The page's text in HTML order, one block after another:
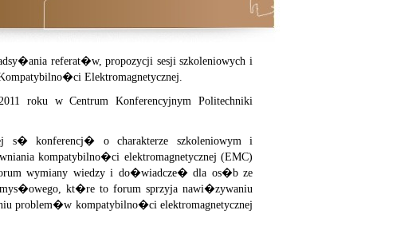
referat�w, propozycji sesji szkoleniowych i
Elektromagnetycznej.
roku w Centrum Konferencyjnym Politechniki
s� konferencj� o charakterze szkoleniowym i
kompatybilno�ci elektromagnetycznej (EMC)
wymiany wiedzy i do�wiadcze� dla os�b ze
kt�re to forum sprzyja nawi�zywaniu
problem�w kompatybilno�ci elektromagnetycznej